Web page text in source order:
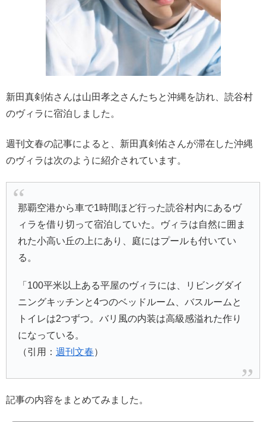
新田真剣佑さんは山田孝之さんたちと沖縄を訪れ、読谷村
のヴィラに宿泊しました。
週刊文春の記事によると、新田真剣佑さんが滞在した沖縄
のヴィラは次のように紹介されています。
那覇空港から車で1時間ほど行った読谷村内にあるヴ
ィラを借り切って宿泊していた。ヴィラは自然に囲ま
れた小高い丘の上にあり、庭にはプールも付いてい
る。
「100平米以上ある平屋のヴィラには、リビングダイ
ニングキッチンと4つのベッドルーム、バスルームと
トイレは2つずつ。バリ風の内装は高級感溢れた作り
になっている。
（引用：週刊文春）
記事の内容をまとめてみました。